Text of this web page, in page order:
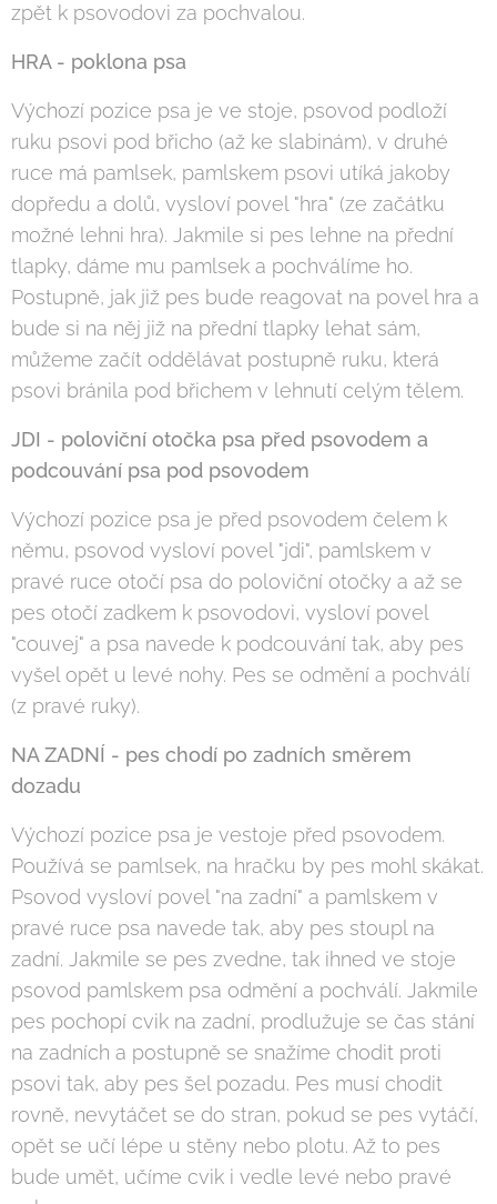
zpět k psovodovi za pochvalou.
HRA - poklona psa
Výchozí pozice psa je ve stoje, psovod podloží
ruku psovi pod břicho (až ke slabinám), v druhé
ruce má pamlsek, pamlskem psovi utíká jakoby
dopředu a dolů, vysloví povel "hra" (ze začátku
možné lehni hra). Jakmile si pes lehne na přední
tlapky, dáme mu pamlsek a pochválíme ho.
Postupně, jak již pes bude reagovat na povel hra a
bude si na něj již na přední tlapky lehat sám,
můžeme začít oddělávat postupně ruku, která
psovi bránila pod břichem v lehnutí celým tělem.
JDI - poloviční otočka psa před psovodem a
podcouvání psa pod psovodem
Výchozí pozice psa je před psovodem čelem k
němu, psovod vysloví povel "jdi", pamlskem v
pravé ruce otočí psa do poloviční otočky a až se
pes otočí zadkem k psovodovi, vysloví povel
"couvej" a psa navede k podcouvání tak, aby pes
vyšel opět u levé nohy. Pes se odmění a pochválí
(z pravé ruky).
NA ZADNÍ - pes chodí po zadních směrem
dozadu
Výchozí pozice psa je vestoje před psovodem.
Používá se pamlsek, na hračku by pes mohl skákat.
Psovod vysloví povel "na zadní" a pamlskem v
pravé ruce psa navede tak, aby pes stoupl na
zadní. Jakmile se pes zvedne, tak ihned ve stoje
psovod pamlskem psa odmění a pochválí. Jakmile
pes pochopí cvik na zadní, prodlužuje se čas stání
na zadních a postupně se snažíme chodit proti
psovi tak, aby pes šel pozadu. Pes musí chodit
rovně, nevytáčet se do stran, pokud se pes vytáčí,
opět se učí lépe u stěny nebo plotu. Až to pes
bude umět, učíme cvik i vedle levé nebo pravé